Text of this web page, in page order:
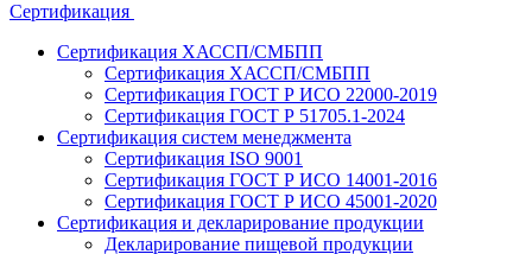
Сертификация
Сертификация ХАССП/СМБПП
Сертификация ХАССП/СМБПП
Сертификация ГОСТ Р ИСО 22000-2019
Сертификация ГОСТ Р 51705.1-2024
Сертификация систем менеджмента
Сертификация ISO 9001
Сертификация ГОСТ Р ИСО 14001-2016
Сертификация ГОСТ Р ИСО 45001-2020
Сертификация и декларирование продукции
Декларирование пищевой продукции